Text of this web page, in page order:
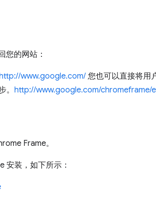
您的网站：
www.google.com/ 您也可以直接将用
http://www.google.com/chromeframe/
Frame。
安装，如下所示：